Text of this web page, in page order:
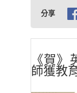
分享
《賀
師獲教